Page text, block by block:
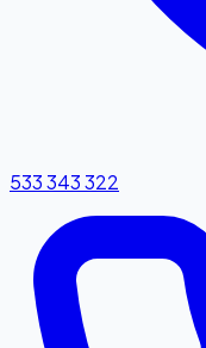
533 343 322